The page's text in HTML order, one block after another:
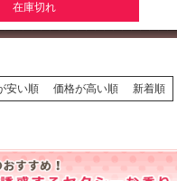
在庫切れ
安い順 価格が高い順 新着順